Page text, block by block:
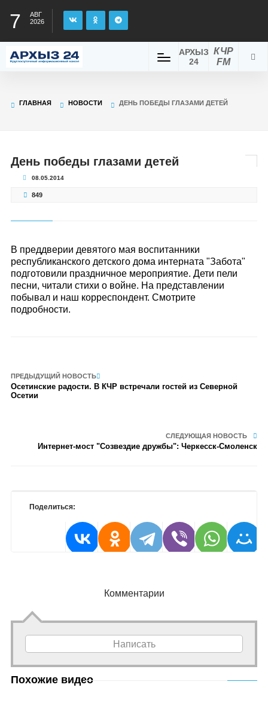
7
АВГ
2026
КЧР
FM
АРХЫЗ
24
ГЛАВНАЯ НОВОСТИ ДЕНЬ ПОБЕДЫ ГЛАЗАМИ ДЕТЕЙ
День победы глазами детей
08.05.2014
849
В преддверии девятого мая воспитанники
республиканского детского дома интерната "Забота"
подготовили праздничное мероприятие. Дети пели
песни, читали стихи о войне. На представлении
побывал и наш корреспондент. Смотрите
подробности.
ПРЕДЫДУЩИЙ НОВОСТЬ
Осетинские радости. В КЧР встречали гостей из Северной
Осетии
СЛЕДУЮЩАЯ НОВОСТЬ
Интернет-мост "Созвездие дружбы": Черкесск-Смоленск
Поделиться:
Комментарии
Написать
Похожие видео